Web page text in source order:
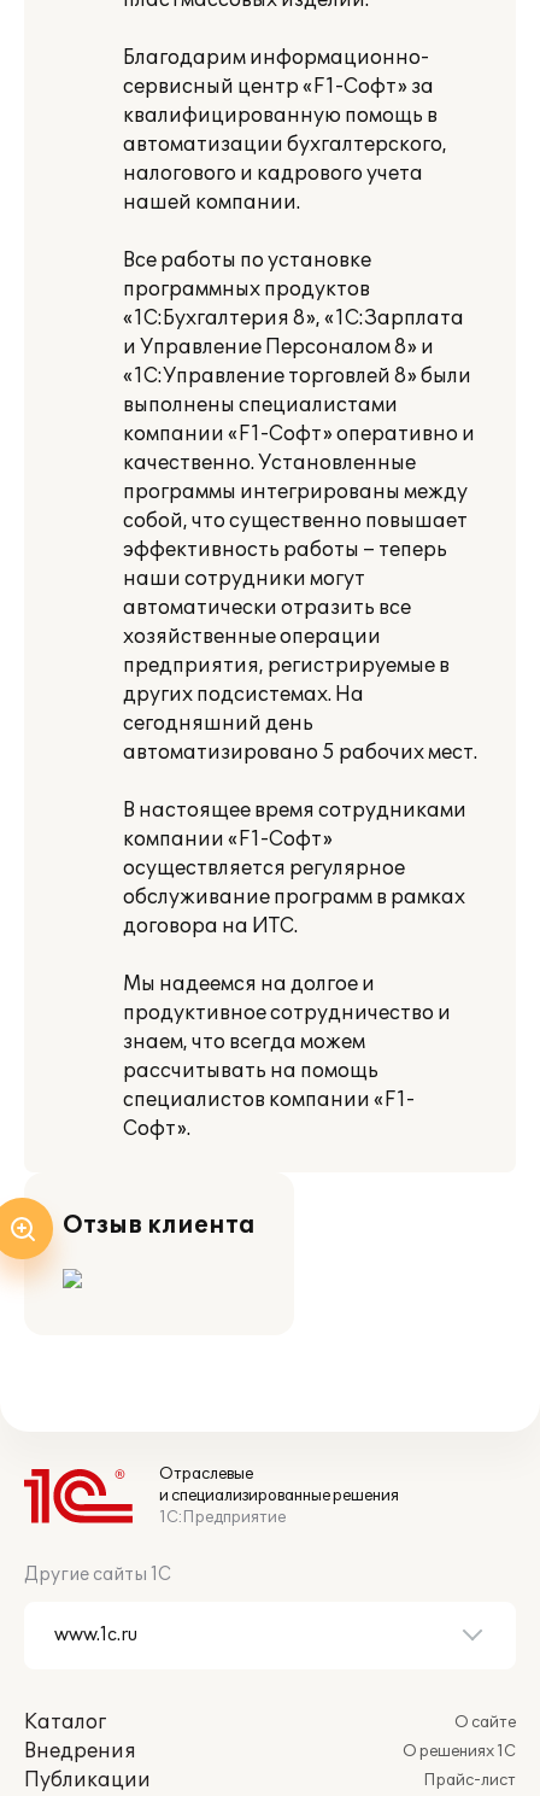
Благодарим информационно-
сервисный центр «F1-Софт» за
квалифицированную помощь в
автоматизации бухгалтерского,
налогового и кадрового учета
нашей компании.
Все работы по установке
программных продуктов
«1С:Бухгалтерия 8», «1С:Зарплата
и Управление Персоналом 8» и
«1С:Управление торговлей 8» были
выполнены специалистами
компании «F1-Софт» оперативно и
качественно. Установленные
программы интегрированы между
собой, что существенно повышает
эффективность работы – теперь
наши сотрудники могут
автоматически отразить все
хозяйственные операции
предприятия, регистрируемые в
других подсистемах. На
сегодняшний день
автоматизировано 5 рабочих мест.
В настоящее время сотрудниками
компании «F1-Cофт»
осуществляется регулярное
обслуживание программ в рамках
договора на ИТС.
Мы надеемся на долгое и
продуктивное сотрудничество и
знаем, что всегда можем
рассчитывать на помощь
специалистов компании «F1-
Софт».
Отзыв клиента
Отраслевые
и специализированные решения
1С:Предприятие
Другие сайты 1С
Каталог
Внедрения
Публикации
О сайте
О решениях 1С
Прайс-лист